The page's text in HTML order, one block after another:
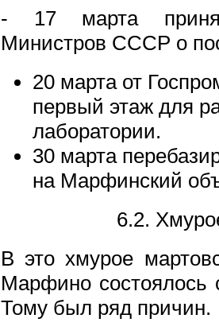
- 17 марта
Министров СССР о
20 марта от
первый этаж для
лаборатории.
30 марта
на Марфинский
6.2.
В это хмурое
Марфино состоялось
Тому был ряд причин.